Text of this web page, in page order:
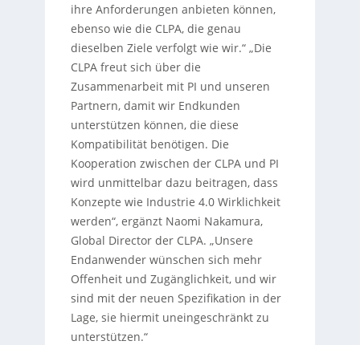
ihre Anforderungen anbieten können,
ebenso wie die CLPA, die genau
dieselben Ziele verfolgt wie wir.“ „Die
CLPA freut sich über die
Zusammenarbeit mit PI und unseren
Partnern, damit wir Endkunden
unterstützen können, die diese
Kompatibilität benötigen. Die
Kooperation zwischen der CLPA und PI
wird unmittelbar dazu beitragen, dass
Konzepte wie Industrie 4.0 Wirklichkeit
werden“, ergänzt Naomi Nakamura,
Global Director der CLPA. „Unsere
Endanwender wünschen sich mehr
Offenheit und Zugänglichkeit, und wir
sind mit der neuen Spezifikation in der
Lage, sie hiermit uneingeschränkt zu
unterstützen.“